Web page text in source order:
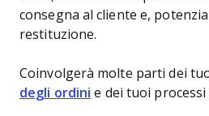
consegna al cliente e,
restituzione.
Coinvolgerà molte parti dei
degli ordini e dei tuoi processi